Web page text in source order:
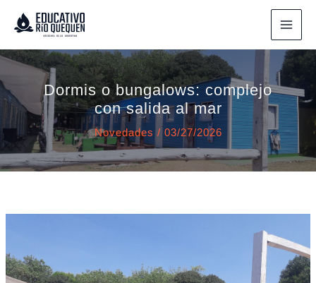
Dormis o bungalows: complejo
con salida al mar
Novedades / 03/27/2026